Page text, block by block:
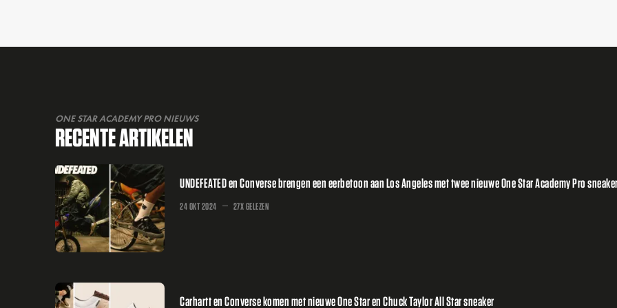
ONE STAR ACADEMY PRO NIEUWS
RECENTE ARTIKELEN
UNDEFEATED en Converse brengen een eerbetoon aan Los Angeles met twee nieuwe One Star Academy Pro
24 OKT 2024 27X GELEZEN
Carhartt en Converse komen met nieuwe One Star en Chuck Taylor All Star sneaker